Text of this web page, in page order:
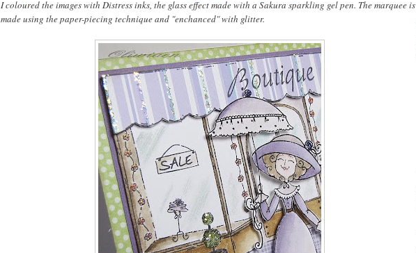
I coloured the images with Distress inks, the glass effect made with a Sakura sparkling gel pen. The marquee is
made using the paper-piecing technique and "enchanced" with glitter.